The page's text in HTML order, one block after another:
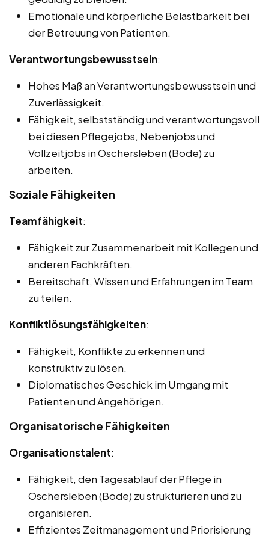
Emotionale und körperliche Belastbarkeit bei
der Betreuung von Patienten.
Verantwortungsbewusstsein:
Hohes Maß an Verantwortungsbewusstsein und
Zuverlässigkeit.
Fähigkeit, selbstständig und verantwortungsvoll
bei diesen Pflegejobs, Nebenjobs und
Vollzeitjobs in Oschersleben (Bode) zu
arbeiten.
Soziale Fähigkeiten
Teamfähigkeit:
Fähigkeit zur Zusammenarbeit mit Kollegen und
anderen Fachkräften.
Bereitschaft, Wissen und Erfahrungen im Team
zu teilen.
Konfliktlösungsfähigkeiten:
Fähigkeit, Konflikte zu erkennen und
konstruktiv zu lösen.
Diplomatisches Geschick im Umgang mit
Patienten und Angehörigen.
Organisatorische Fähigkeiten
Organisationstalent:
Fähigkeit, den Tagesablauf der Pflege in
Oschersleben (Bode) zu strukturieren und zu
organisieren.
Effizientes Zeitmanagement und Priorisierung